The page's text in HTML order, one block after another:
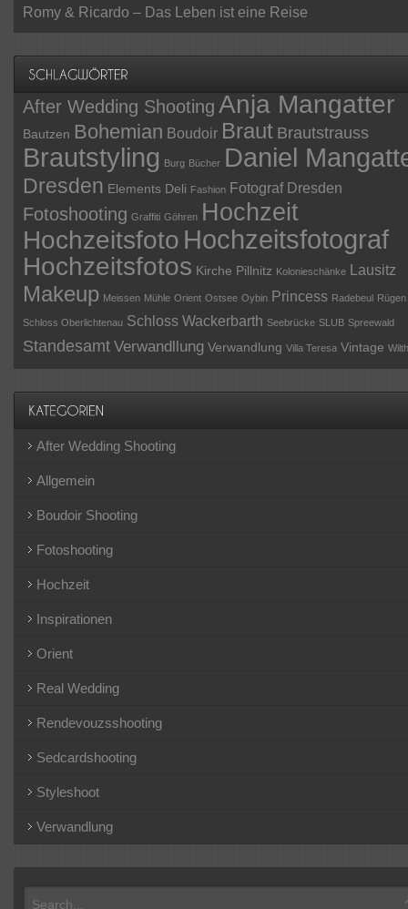
Romy & Ricardo – Das Leben ist eine Reise
After Wedding Shooting Anja Mangatter
Bautzen Bohemian Boudoir Braut Brautstrauss
Brautstyling Burg Bücher Daniel
Dresden Elements Deli Fashion Fotograf Dresden
Fotoshooting Graffiti Göhren Hochzeit
Hochzeitsfoto Hochzeitsfotograf
Hochzeitsfotos Kirche Pillnitz Kolonieschänke Lausitz
Makeup Meissen Mühle Orient Ostsee Oybin Princess Radebeul Rügen
Schloss Oberlichtenau Schloss Wackerbarth Seebrücke SLUB Spreewald
Standesamt Verwandllung Verwandlung Villa Teresa Vintage
After Wedding Shooting
Allgemein
Boudoir Shooting
Fotoshooting
Hochzeit
Inspirationen
Orient
Real Wedding
Rendevouzsshooting
Sedcardshooting
Styleshoot
Verwandlung